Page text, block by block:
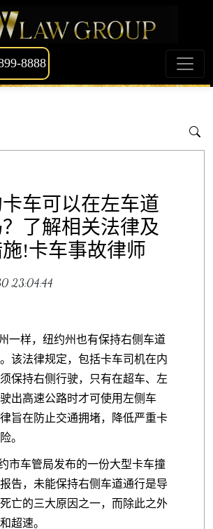
8888
车可以在左车道
了解相关法律及
!卡车事故律师
23:04:44
一样，纽约州也有保持右侧车道
该法律规定，包括卡车司机在内
保持右侧行驶，只有在超车、左
出高速公路时才可使用左侧车
旨在防止交通拥堵，降低严重卡
。
市车管局发布的一份大型卡车撞
告，未能保持右侧车道通行是导
亡的三大原因之一，而除此之外
超速。